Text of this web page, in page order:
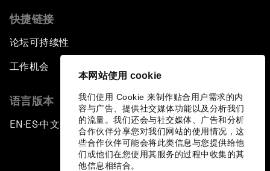
本网站使用 cookie
我们使用 Cookie 来制作贴合用户需求的内
容与广告、提供社交媒体功能以及分析我们
的流量。我们还会与社交媒体、广告和分析
合作伙伴分享您对我们网站的使用情况，这
些合作伙伴可能会将此类信息与您提供给他
们或他们在您使用其服务的过程中收集的其
他信息相结合。
快捷链接
论坛可持续性
工作机会
语言版本
EN ▪ES▪中文▪ 日本語